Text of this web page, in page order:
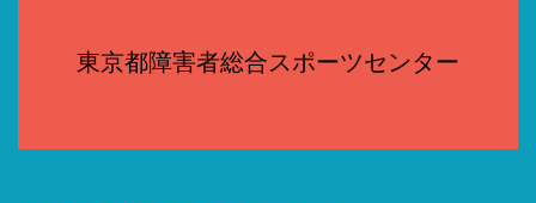
東京都障害者総合スポーツセンター